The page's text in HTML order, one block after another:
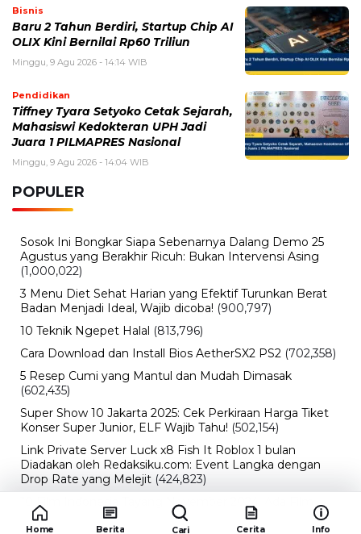
Bisnis
Baru 2 Tahun Berdiri, Startup Chip AI
OLIX Kini Bernilai Rp60 Triliun
Minggu, 9 Agu 2026 - 14:14 WIB
Pendidikan
Tiffney Tyara Setyoko Cetak Sejarah,
Mahasiswi Kedokteran UPH Jadi
Juara 1 PILMAPRES Nasional
Minggu, 9 Agu 2026 - 14:04 WIB
POPULER
Sosok Ini Bongkar Siapa Sebenarnya Dalang Demo 25
Agustus yang Berakhir Ricuh: Bukan Intervensi Asing
(1,000,022)
3 Menu Diet Sehat Harian yang Efektif Turunkan Berat
Badan Menjadi Ideal, Wajib dicoba! (900,797)
10 Teknik Ngepet Halal (813,796)
Cara Download dan Install Bios AetherSX2 PS2 (702,358)
5 Resep Cumi yang Mantul dan Mudah Dimasak
(602,435)
Super Show 10 Jakarta 2025: Cek Perkiraan Harga Tiket
Konser Super Junior, ELF Wajib Tahu! (502,154)
Link Private Server Luck x8 Fish It Roblox 1 bulan
Diadakan oleh Redaksiku.com: Event Langka dengan
Drop Rate yang Melejit (424,823)
10 Film Indonesia Tayang November 2024, Ada Film
Wulan Guritno! (352,097)
Home Berita Cari Cerita Info